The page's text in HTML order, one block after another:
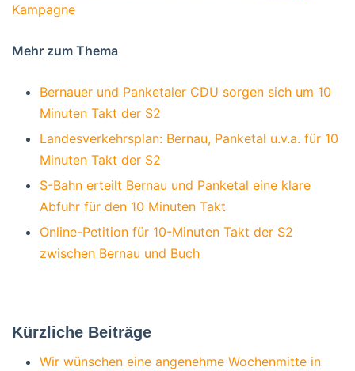
Kampagne
Mehr zum Thema
Bernauer und Panketaler CDU sorgen sich um 10
Minuten Takt der S2
Landesverkehrsplan: Bernau, Panketal u.v.a. für 10
Minuten Takt der S2
S-Bahn erteilt Bernau und Panketal eine klare
Abfuhr für den 10 Minuten Takt
Online-Petition für 10-Minuten Takt der S2
zwischen Bernau und Buch
Kürzliche Beiträge
Wir wünschen eine angenehme Wochenmitte in